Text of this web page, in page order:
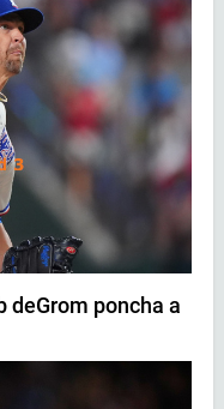
deGrom poncha a